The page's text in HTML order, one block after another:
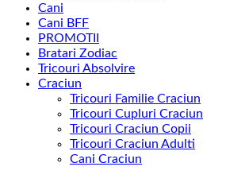
Cani
Cani BFF
PROMOTII
Bratari Zodiac
Tricouri Absolvire
Craciun
Tricouri Familie Craciun
Tricouri Cupluri Craciun
Tricouri Craciun Copii
Tricouri Craciun Adulti
Cani Craciun